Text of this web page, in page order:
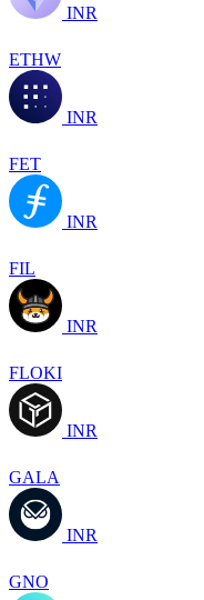
INR
ETHW
INR
FET
INR
FIL
INR
FLOKI
INR
GALA
INR
GNO